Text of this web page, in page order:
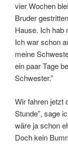
vier Wochen
Bruder
Hause. Ich hab
Ich war schon
meine
ein paar Tage
Schwester.”
Wir fahren jetzt
Stunde”, sage
wäre ja schon
Doch kein